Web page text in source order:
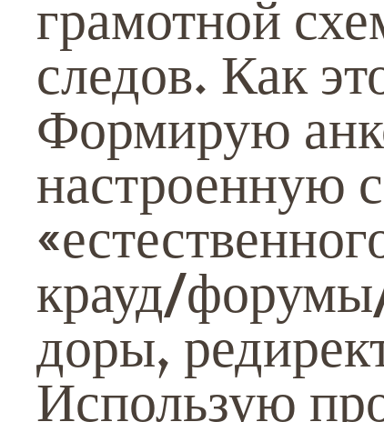
грамотной
следов. Как
Формирую
настроенную
крауд/
доры,
Использую